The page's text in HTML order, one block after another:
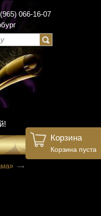
066-16-07
Корзина
Корзина пуста